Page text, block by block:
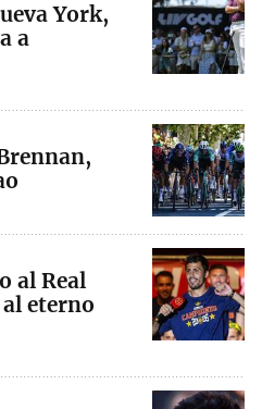
York,
a
al Real
eterno